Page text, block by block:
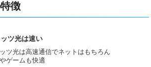
徴
ツ光は速い
ツ光は高速通信でネットはもちろん
ゲームも快適